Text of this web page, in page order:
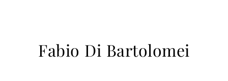
tables frontales et
Accessoires
sociétéFabio Di Bartolomei